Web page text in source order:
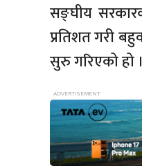
सङ्घीय
प्रतिशत गरी
सुरु गरिएको हो ।